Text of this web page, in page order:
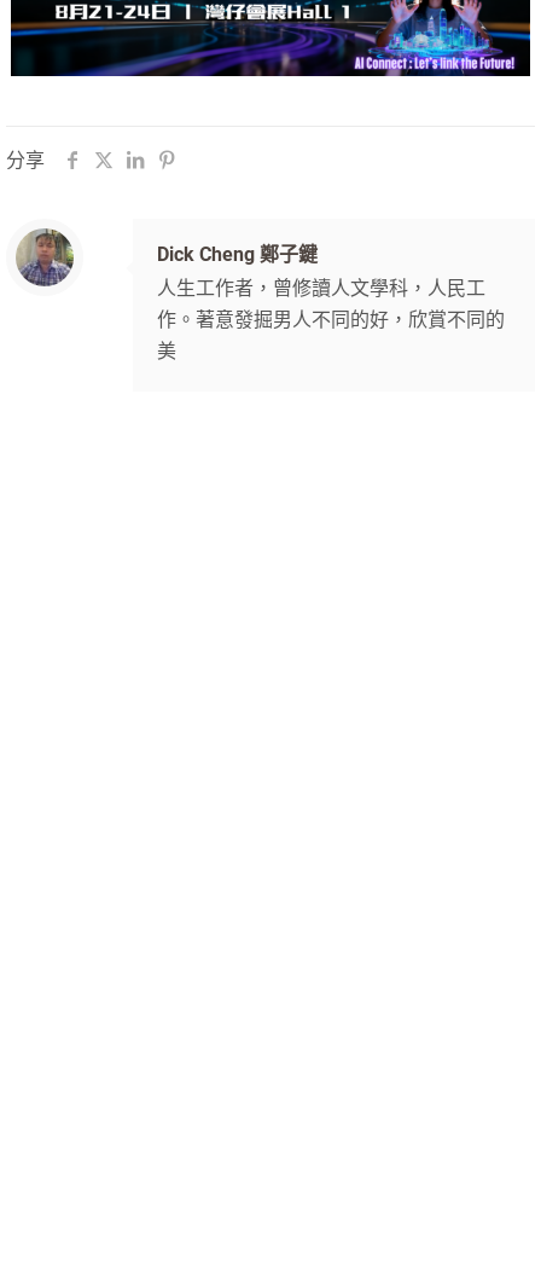
分享
Dick Cheng 鄭子鍵
人生工作者，曾修讀人文學科，人民工
作。著意發掘男人不同的好，欣賞不同的
美